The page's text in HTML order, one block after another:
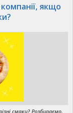
якщо
смаки? Розбираємо,